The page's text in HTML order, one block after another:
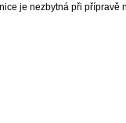
je nezbytná při přípravě